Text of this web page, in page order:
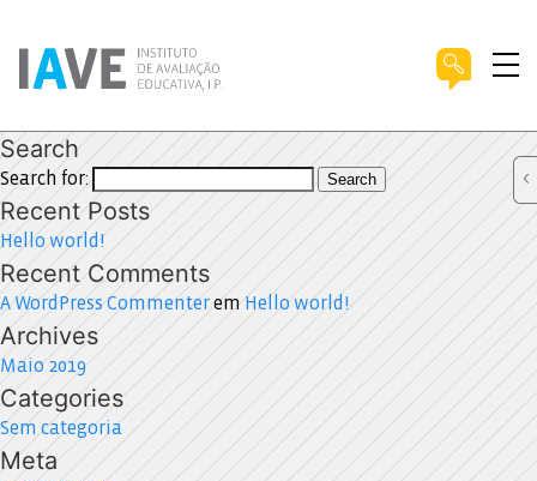
Search
Search for: Search
Recent Posts
Hello world!
Recent Comments
A WordPress Commenterem Hello world!
Archives
Maio 2019
Categories
Sem categoria
Meta